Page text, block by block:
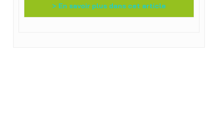
> En savoir plus dans cet article